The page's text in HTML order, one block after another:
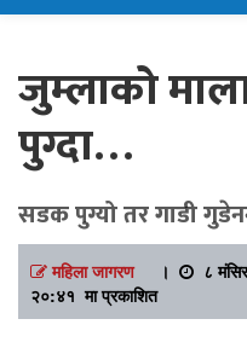
जुम्लाको
पुग्दा…
सडक पुग्यो तर गाडी
महिला जागरण।
८
२०:४१ मा प्रकाशित